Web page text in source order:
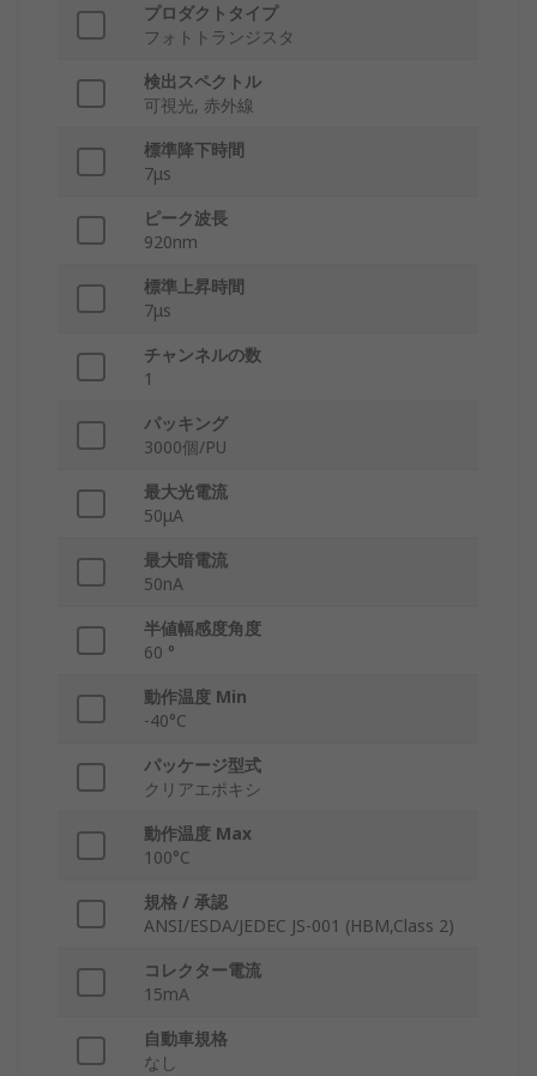
プロダクトタイプ
フォトトランジスタ
検出スペクトル
可視光, 赤外線
標準降下時間
7μs
ピーク波長
920nm
標準上昇時間
7μs
チャンネルの数
1
パッキング
3000個/PU
最大光電流
50μA
最大暗電流
50nA
半値幅感度角度
60 °
動作温度 Min
-40°C
パッケージ型式
クリアエポキシ
動作温度 Max
100°C
規格 / 承認
ANSI/ESDA/JEDEC JS-001 (HBM,Class 2)
コレクター電流
15mA
自動車規格
なし